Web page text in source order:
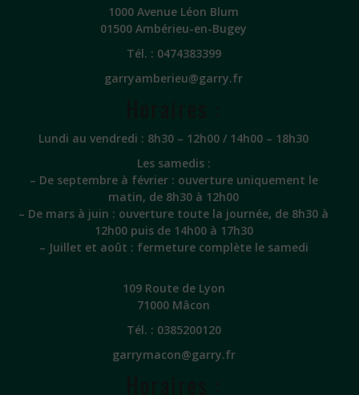
1000 Avenue Léon Blum
01500 Ambérieu-en-Bugey
Tél. : 0474383399
garryamberieu@garry.fr
Lundi au vendredi : 8h30 – 12h00 / 14h00 – 18h30
Les samedis :
– De septembre à février : ouverture uniquement le
matin, de 8h30 à 12h00
– De mars à juin : ouverture toute la journée, de 8h30 à
12h00 puis de 14h00 à 17h30
– Juillet et août : fermeture complète le samedi
109 Route de Lyon
71000 Mâcon
Tél. : 0385200120
garrymacon@garry.fr